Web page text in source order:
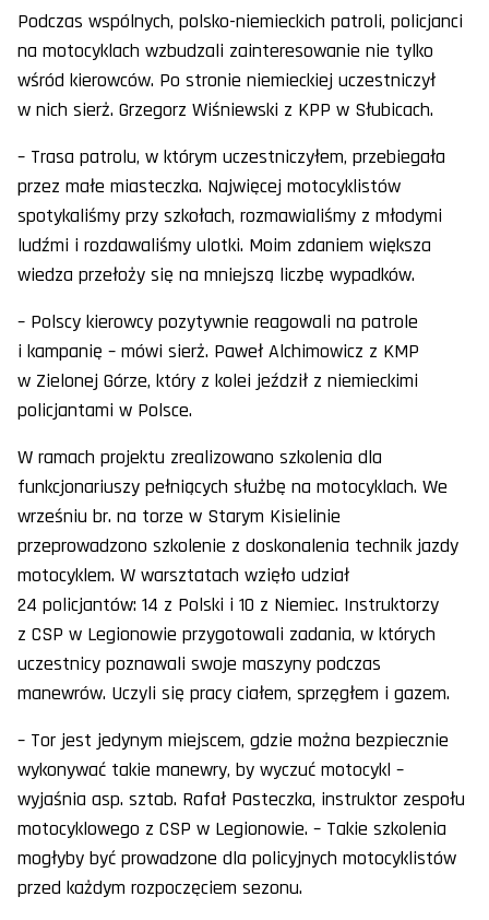
Podczas wspólnych, polsko-niemieckich patroli, policjanci
na motocyklach wzbudzali zainteresowanie nie tylko
wśród kierowców. Po stronie niemieckiej uczestniczył
w nich sierż. Grzegorz Wiśniewski z KPP w Słubicach.
– Trasa patrolu, w którym uczestniczyłem, przebiegała
przez małe miasteczka. Najwięcej motocyklistów
spotykaliśmy przy szkołach, rozmawialiśmy z młodymi
ludźmi i rozdawaliśmy ulotki. Moim zdaniem większa
wiedza przełoży się na mniejszą liczbę wypadków.
– Polscy kierowcy pozytywnie reagowali na patrole
i kampanię – mówi sierż. Paweł Alchimowicz z KMP
w Zielonej Górze, który z kolei jeździł z niemieckimi
policjantami w Polsce.
W ramach projektu zrealizowano szkolenia dla
funkcjonariuszy pełniących służbę na motocyklach. We
wrześniu br. na torze w Starym Kisielinie
przeprowadzono szkolenie z doskonalenia technik jazdy
motocyklem. W warsztatach wzięło udział
24 policjantów: 14 z Polski i 10 z Niemiec. Instruktorzy
z CSP w Legionowie przygotowali zadania, w których
uczestnicy poznawali swoje maszyny podczas
manewrów. Uczyli się pracy ciałem, sprzęgłem i gazem.
– Tor jest jedynym miejscem, gdzie można bezpiecznie
wykonywać takie manewry, by wyczuć motocykl –
wyjaśnia asp. sztab. Rafał Pasteczka, instruktor zespołu
motocyklowego z CSP w Legionowie. – Takie szkolenia
mogłyby być prowadzone dla policyjnych motocyklistów
przed każdym rozpoczęciem sezonu.